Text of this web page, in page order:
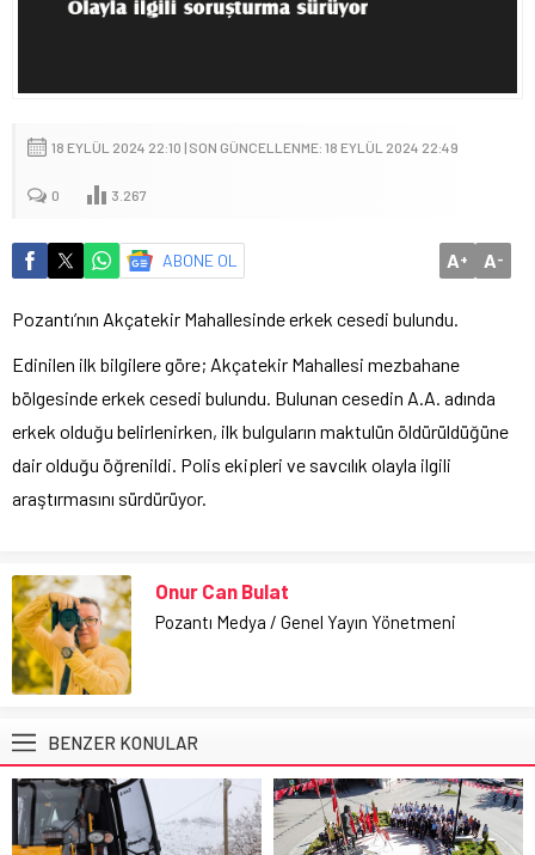
18 EYLÜL 2024 22:10 | SON GÜNCELLENME: 18 EYLÜL 2024 22:49
0 3.267
ABONE OL A+ A-
Pozantı’nın Akçatekir Mahallesinde erkek cesedi bulundu.
Edinilen ilk bilgilere göre; Akçatekir Mahallesi mezbahane
bölgesinde erkek cesedi bulundu. Bulunan cesedin A.A. adında
erkek olduğu belirlenirken, ilk bulguların maktulün öldürüldüğüne
dair olduğu öğrenildi. Polis ekipleri ve savcılık olayla ilgili
araştırmasını sürdürüyor.
Onur Can Bulat
Pozantı Medya / Genel Yayın Yönetmeni
BENZER KONULAR